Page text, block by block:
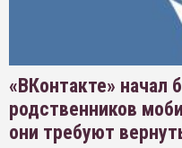
«ВКонтакте» начал
родственников
они требуют